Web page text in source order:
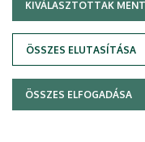
Adatvédelem
KIVÁLASZTOTTAK
ÖSSZES ELUTASÍTÁSA
WITHDRAW CONSENT
ÖSSZES ELFOGADÁSA